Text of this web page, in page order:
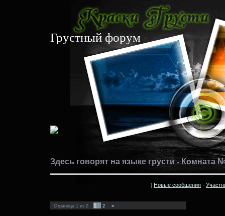
Грустный форум
Здесь говорят на языке грусти -
[ Новые сообщения ·
Страница 1 из 2 1 2 »